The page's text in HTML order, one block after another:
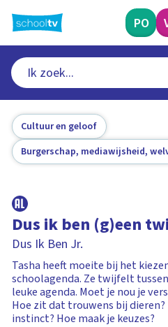
naar
hoofdinhoud
PO
Cultuur en geloof
Burgerschap, mediawijsheid,
Dus ik ben (g)een
Dus Ik Ben Jr.
Tasha heeft moeite bij het
schoolagenda. Ze twijfelt
leuke agenda. Moet je nou je
Hoe zit dat trouwens bij
instinct? Hoe maak je keuzes?